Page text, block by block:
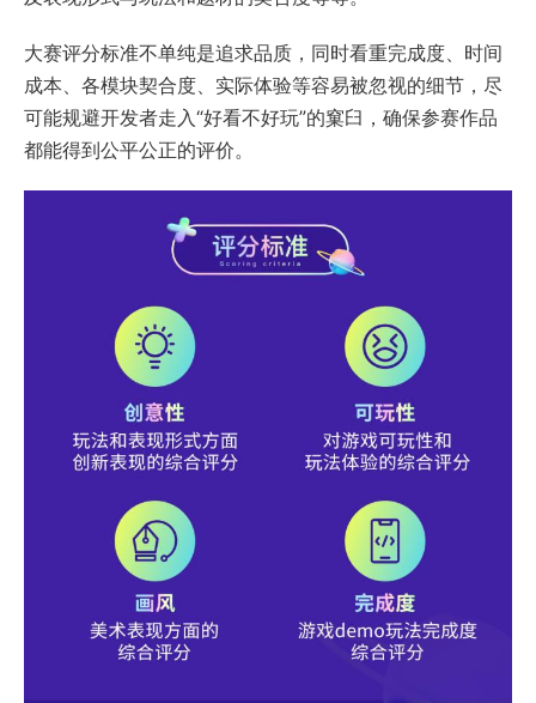
大赛评分标准不单纯是追求品质，同时看重完成度、时间
成本、各模块契合度、实际体验等容易被忽视的细节，尽
可能规避开发者走入“好看不好玩”的窠臼，确保参赛作品
都能得到公平公正的评价。